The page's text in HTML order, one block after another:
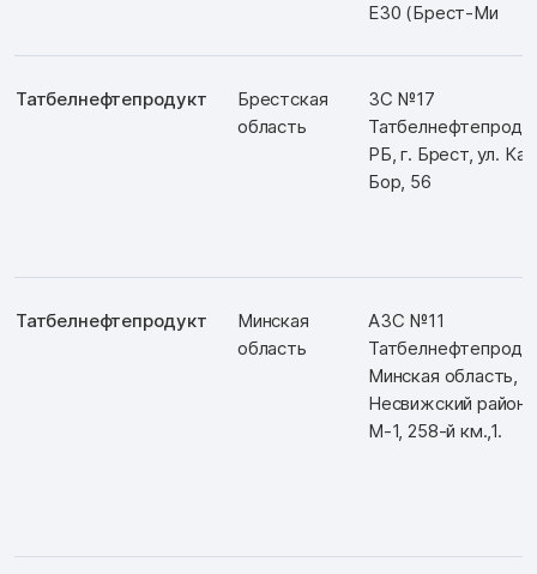
Е30 (Брест-Ми
Татбелнефтепродукт
Брестская
область
ЗС №17
РБ, г. Брест, ул.
Бор, 56
Татбелнефтепродукт
Минская
область
АЗС №11
Минская область,
Несвижский район,
М-1, 258-й км.,1.